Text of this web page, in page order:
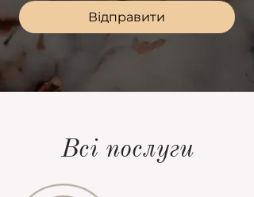
Відправити
Всі послуги